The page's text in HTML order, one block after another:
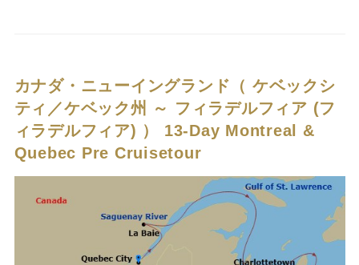
カナダ・ニューイングランド（ ケベックシ
ティ／ケベック州 ～ フィラデルフィア (フ
ィラデルフィア) ） 13-Day Montreal &
Quebec Pre Cruisetour